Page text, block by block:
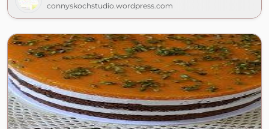
connyskochstudio.wordpress.com